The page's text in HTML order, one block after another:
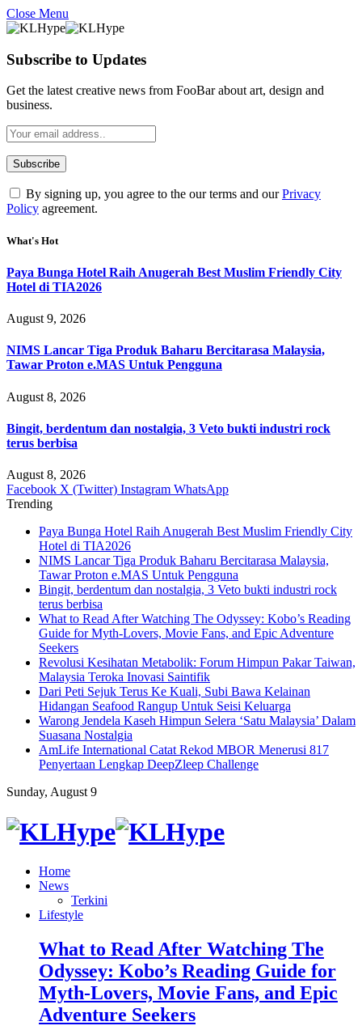
Close Menu
Subscribe to Updates
Get the latest creative news from FooBar about art, design and
business.
By signing up, you agree to the our terms and ourPrivacy
Policy agreement.
What's Hot
Paya Bunga Hotel Raih Anugerah Best Muslim Friendly City
Hotel di TIA2026
August 9, 2026
NIMS Lancar Tiga Produk Baharu Bercitarasa Malaysia,
Tawar Proton e.MAS Untuk Pengguna
August 8, 2026
Bingit, berdentum dan nostalgia, 3 Veto bukti industri rock
terus berbisa
August 8, 2026
Facebook X (Twitter) Instagram WhatsApp
Trending
Paya Bunga Hotel Raih Anugerah Best Muslim Friendly City
Hotel di TIA2026
NIMS Lancar Tiga Produk Baharu Bercitarasa Malaysia,
Tawar Proton e.MAS Untuk Pengguna
Bingit, berdentum dan nostalgia, 3 Veto bukti industri rock
terus berbisa
What to Read After Watching The Odyssey: Kobo’s Reading
Guide for Myth-Lovers, Movie Fans, and Epic Adventure
Seekers
Revolusi Kesihatan Metabolik: Forum Himpun Pakar Taiwan,
Malaysia Teroka Inovasi Saintifik
Dari Peti Sejuk Terus Ke Kuali, Subi Bawa Kelainan
Hidangan Seafood Rangup Untuk Seisi Keluarga
Warong Jendela Kaseh Himpun Selera ‘Satu Malaysia’ Dalam
Suasana Nostalgia
AmLife International Catat Rekod MBOR Menerusi 817
Penyertaan Lengkap DeepZleep Challenge
Sunday, August 9
Home
News
Terkini
Lifestyle
What to Read After Watching The
Odyssey: Kobo’s Reading Guide for
Myth-Lovers, Movie Fans, and Epic
Adventure Seekers